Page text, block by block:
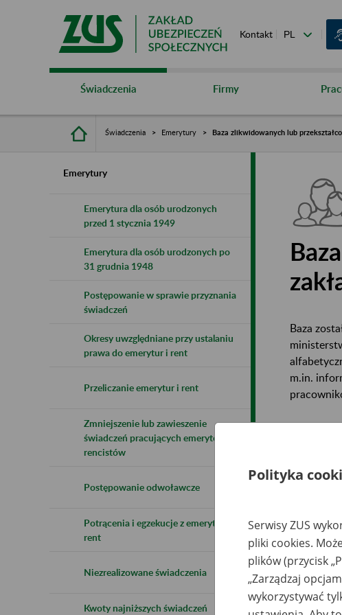
Kontakt
Świadczenia Firmy
Świadczenia Emerytury Baza zlikwidowanych lub
Emerytury
Emerytura dla osób urodzonych
przed 1 stycznia 1949
Emerytura dla osób urodzonych po
31 grudnia 1948
Postępowanie w sprawie przyznania
świadczeń
Okresy uwzględniane przy ustalaniu
prawa do emerytur i rent
Przeliczanie emerytur i rent
Zmniejszenie lub zawieszenie
świadczeń pracujących emerytów i
rencistów
Postępowanie odwoławcze
Potrącenia i egzekucje z emerytur i
rent
Niezrealizowane świadczenia
Kwoty najniższych świadczeń
Baza
m.in.
Bazę
Wszystkie
Polityka
Serwisy ZUS
pliki cookies.
plików (przycisk
„Zarządzaj
wykorzystywać